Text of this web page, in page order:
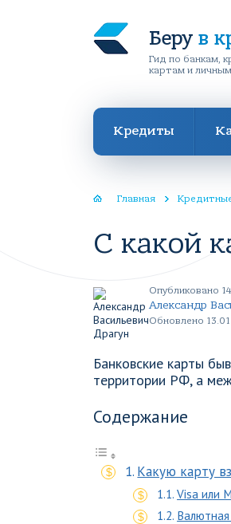
Беру в
Гид по банкам,
картам и
Кредиты
Главная
С какой
Опубликовано
Александр
Обновлено
Банковские карты
территории РФ, а
Содержание
Какую карту
Visa или
Валютная